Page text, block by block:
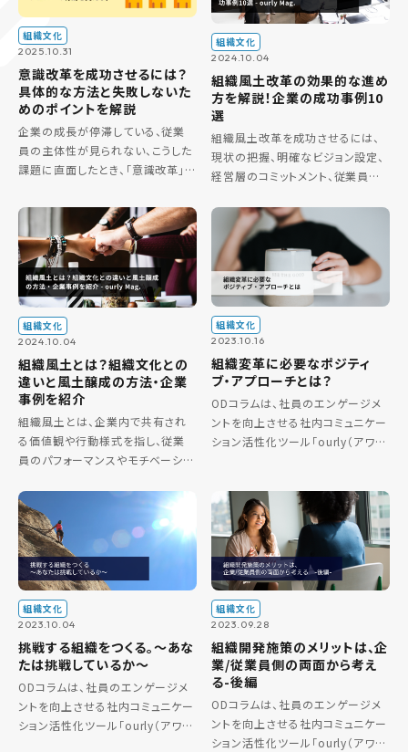
組織文化
2025.10.31
意識改革を成功させるには？
具体的な方法と失敗しないた
めのポイントを解説
企業の成長が停滞している、従業
員の主体性が見られない、こうした
課題に直面したとき、「意識改革」
識改革は単なる精神論ではありま
せん。 正しい手順とポイントを理解
し、計画的に進めることで、組織
[…]
組織文化
2024.10.04
組織風土改革の効果的な進め
方を解説！企業の成功事例10
選
組織風土改革を成功させるには、
現状の把握、明確なビジョン設定、
経営層のコミットメント、従業員の
続的な評価が重要です。これによ
り、持続可能な成長と社員のモチ
ベーション向上が期待できます。
[…]
組織文化
2024.10.04
組織風土とは？組織文化との
違いと風土醸成の方法・企業
事例を紹介
組織風土とは、企業内で共有され
る価値観や行動様式を指し、従業
員のパフォーマンスやモチベーショ
化との違いは、風土が自然に形成
されるのに対し、文化は意図的に
作られる点です。風土醸成には、経
営者 […]
組織文化
2023.10.16
組織変革に必要なポジティ
ブ・アプローチとは？
ODコラムは、社員のエンゲージメ
ントを向上させる社内コミュニケー
ション活性化ツール「ourly（アワ
Development）部門が発信するコ
[…]
組織文化
2023.10.04
挑戦する組織をつくる。～あな
たは挑戦しているか～
ODコラムは、社員のエンゲージメ
ントを向上させる社内コミュニケー
ション活性化ツール「ourly（アワ
組織文化
2023.09.28
組織開発施策のメリットは、企
業/従業員側の両面から考え
る-後編
ODコラムは、社員のエンゲージメ
ントを向上させる社内コミュニケー
ション活性化ツール「ourly（アワ